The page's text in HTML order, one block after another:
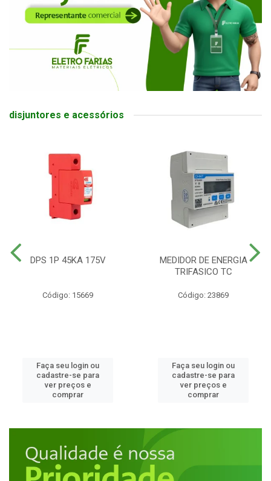
disjuntores e acessórios
DPS 1P 45KA 175V
Código: 15669
Faça seu login ou
cadastre-se para
ver preços e
comprar
MEDIDOR DE ENERGIA
TRIFASICO TC
Código: 23869
Faça seu login ou
cadastre-se para
ver preços e
comprar